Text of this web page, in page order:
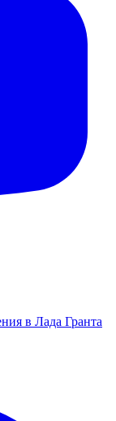
в Лада Гранта